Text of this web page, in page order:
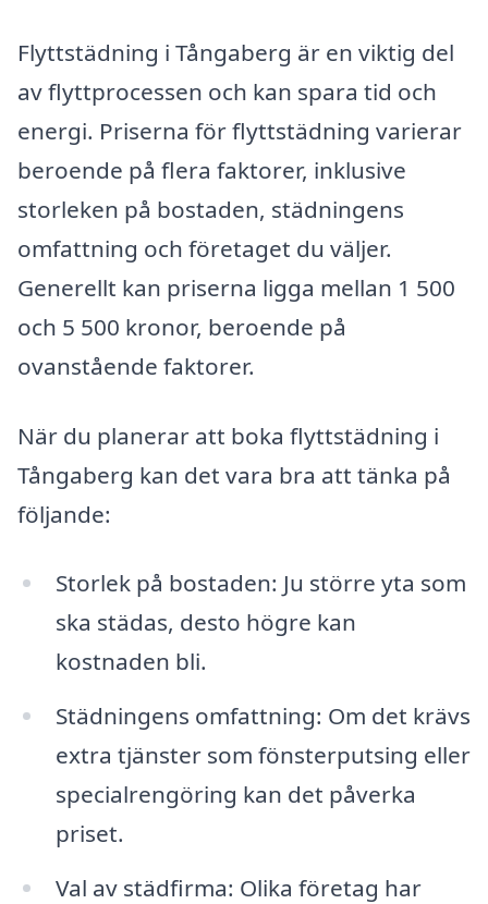
Flyttstädning i Tångaberg är en viktig del
av flyttprocessen och kan spara tid och
energi. Priserna för flyttstädning varierar
beroende på flera faktorer, inklusive
storleken på bostaden, städningens
omfattning och företaget du väljer.
Generellt kan priserna ligga mellan 1 500
och 5 500 kronor, beroende på
ovanstående faktorer.
När du planerar att boka flyttstädning i
Tångaberg kan det vara bra att tänka på
följande:
Storlek på bostaden: Ju större yta som
ska städas, desto högre kan
kostnaden bli.
Städningens omfattning: Om det krävs
extra tjänster som fönsterputsing eller
specialrengöring kan det påverka
priset.
Val av städfirma: Olika företag har